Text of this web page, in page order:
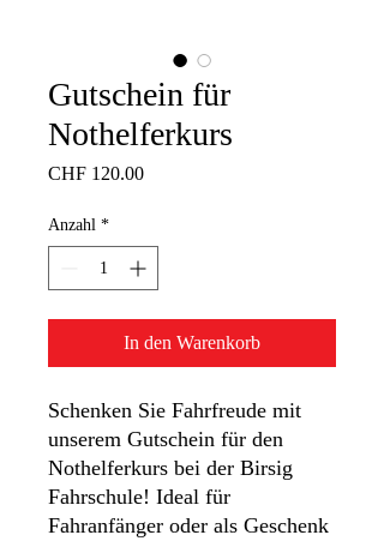
Gutschein für
Nothelferkurs
CHF 120.00Preis
Anzahl *
In den Warenkorb
Schenken Sie Fahrfreude mit
unserem Gutschein für den
Nothelferkurs bei der Birsig
Fahrschule! Ideal für
Fahranfänger oder als Geschenk